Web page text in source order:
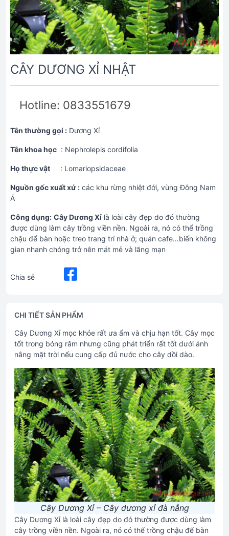
CÂY DƯƠNG XỈ NHẬT
Hotline: 0833551679
Tên thường gọi : Dương Xỉ
Tên khoa học : Nephrolepis cordifolia
Họ thực vật : Lomariopsidaceae
Nguồn gốc xuất xứ : các khu rừng nhiệt đới, vùng Đông Nam
Á
Công dụng: Cây Dương Xỉ là loài cây đẹp do đó thường
được dùng làm cây trồng viền nền. Ngoài ra, nó có thể trồng
chậu để bàn hoặc treo trang trí nhà ở; quán cafe…biến không
gian nhanh chóng trở nên mát mẻ và lãng mạn
Chia sẻ
CHI TIẾT SẢN PHẨM
Cây Dương Xỉ mọc khỏe rất ưa ẩm và chịu hạn tốt. Cây mọc
tốt trong bóng râm nhưng cũng phát triển rất tốt dưới ánh
nắng mặt trời nếu cung cấp đủ nước cho cây dồi dào.
Cây Dương Xỉ – Cây dương xỉ đà nẵng
Cây Dương Xỉ là loài cây đẹp do đó thường được dùng làm
cây trồng viền nền. Ngoài ra, nó có thể trồng chậu để bàn